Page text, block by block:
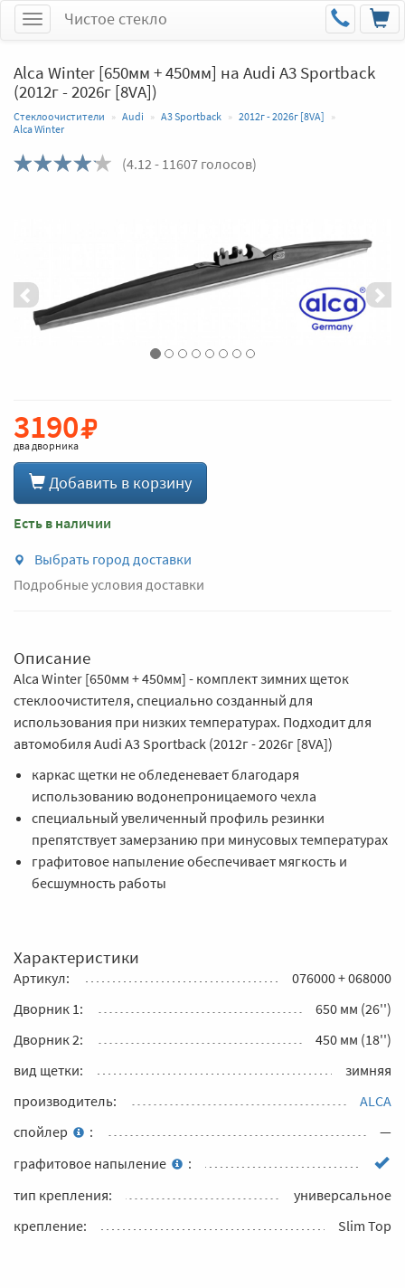
МенюЧистое стекло
Alca Winter [650мм + 450мм] на Audi A3 Sportback
(2012г - 2026г [8VA])
Стеклоочистители Audi A3 Sportback
2012г - 2026г [8VA]
Alca Winter
(4.12- 11607 голосов)
3190
два дворника
Добавить в корзину
Есть в наличии
Выбрать город доставки
Подробные условия доставки
Описание
Alca Winter [650мм + 450мм] - комплект зимних щеток
стеклоочистителя, специально созданный для
использования при низких температурах. Подходит для
автомобиля Audi A3 Sportback (2012г - 2026г [8VA])
каркас щетки не обледеневает благодаря
использованию водонепроницаемого чехла
специальный увеличенный профиль резинки
препятствует замерзанию при минусовых температурах
графитовое напыление обеспечивает мягкость и
бесшумность работы
Характеристики
Артикул:
076000 + 068000
Дворник 1:
650 мм (26'')
Дворник 2:
450 мм (18'')
вид щетки:
зимняя
производитель:
ALCA
спойлер
:
—
графитовое напыление
:
тип крепления:
универсальное
крепление:
Slim Top